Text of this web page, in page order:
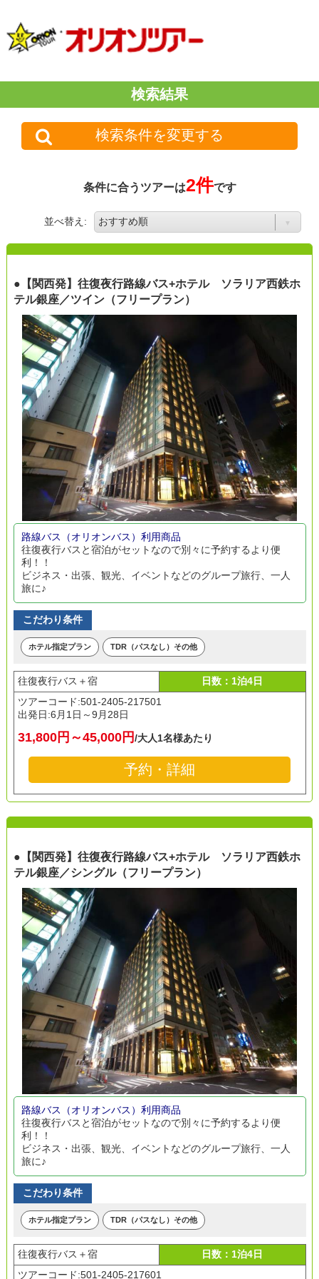
検索結果
検索条件を変更する
条件に合うツアーは2件です
並べ替え:
●【関西発】往復夜行路線バス+ホテル ソラリア西鉄ホ
テル銀座／ツイン（フリープラン）
路線バス（オリオンバス）利用商品
往復夜行バスと宿泊がセットなので別々に予約するより便
利！！
ビジネス・出張、観光、イベントなどのグループ旅行、一人
旅に♪
こだわり条件
ホテル指定プラン TDR（パスなし）その他
往復夜行バス＋宿
日数：1泊4日
ツアーコード:501-2405-217501
出発日:6月1日～9月28日
31,800円～45,000円/大人1名様あたり
予約・詳細
●【関西発】往復夜行路線バス+ホテル ソラリア西鉄ホ
テル銀座／シングル（フリープラン）
路線バス（オリオンバス）利用商品
往復夜行バスと宿泊がセットなので別々に予約するより便
利！！
ビジネス・出張、観光、イベントなどのグループ旅行、一人
旅に♪
こだわり条件
ホテル指定プラン TDR（パスなし）その他
往復夜行バス＋宿
日数：1泊4日
ツアーコード:501-2405-217601